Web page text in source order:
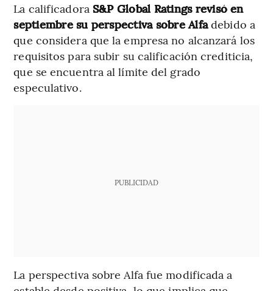
La calificadora S&P Global Ratings revisó en
septiembre su perspectiva sobre Alfadebido a
que considera que la empresa no alcanzará los
requisitos para subir su calificación crediticia,
que se encuentra al límite del grado
especulativo.
PUBLICIDAD
La perspectiva sobre Alfa fue modificada a